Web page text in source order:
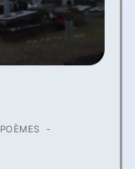
POÈMES -